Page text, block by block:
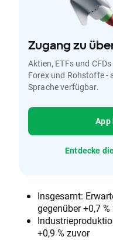
Zugang zu
Aktien, ETFs und
Forex und Rohstoffe -
Sprache verfügbar.
App
Entdecke
Insgesamt:
gegenüber +0,7
+0,9 % zuvor